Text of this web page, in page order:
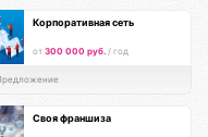
Корпоративная сеть
от 300 000 руб. / год
Своя франшиза